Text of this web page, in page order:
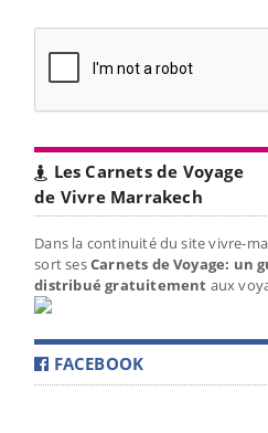
Les Carnets de Voyage
de Vivre Marrakech
Dans la continuité du site vivre-
sort sesCarnets de Voyage: un
distribué gratuitement aux
FACEBOOK